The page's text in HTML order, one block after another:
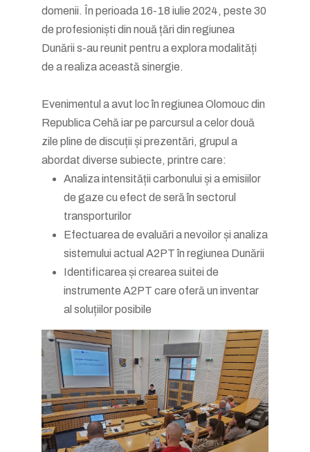
domenii. În perioada 16-18 iulie 2024, peste 30
de profesioniști din nouă țări din regiunea
Dunării s-au reunit pentru a explora modalități
de a realiza această sinergie.
Evenimentul a avut loc în regiunea Olomouc din
Republica Cehă iar pe parcursul a celor două
zile pline de discuții și prezentări, grupul a
abordat diverse subiecte, printre care:
Analiza intensității carbonului și a emisiilor
de gaze cu efect de seră în sectorul
transporturilor
Efectuarea de evaluări a nevoilor și analiza
sistemului actual A2PT în regiunea Dunării
Identificarea și crearea suitei de
instrumente A2PT care oferă un inventar
al soluțiilor posibile